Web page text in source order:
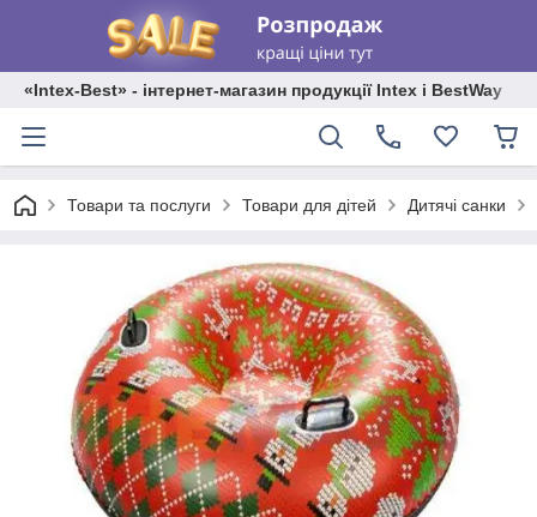
«Intex-Best» - інтернет-магазин продукції Intex і BestWay
Товари та послуги Товари для дітей Дитячі санки